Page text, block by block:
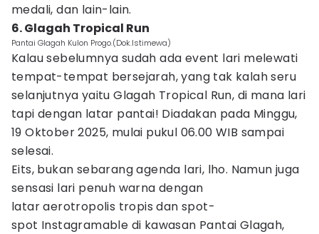
medali, dan lain-lain.
6. Glagah Tropical Run
Pantai Glagah Kulon Progo.(Dok.Istimewa)
Kalau sebelumnya sudah ada event lari melewati
tempat-tempat bersejarah, yang tak kalah seru
selanjutnya yaitu Glagah Tropical Run, di mana lari
tapi dengan latar pantai! Diadakan pada Minggu,
19 Oktober 2025, mulai pukul 06.00 WIB sampai
selesai.
Eits, bukan sebarang agenda lari, lho. Namun juga
sensasi lari penuh warna dengan
latar aerotropolis tropis dan spot-
spot Instagramable di kawasan Pantai Glagah,